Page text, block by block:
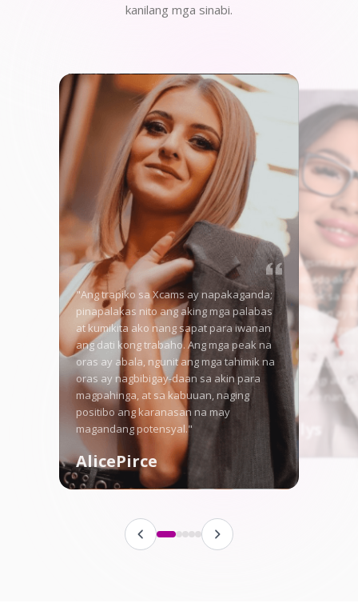
kanilang mga sinabi.
"Ang trapiko sa Xcams ay napakaganda;
pinapalakas nito ang aking mga palabas
at kumikita ako nang sapat para iwanan
ang dati kong trabaho. Ang mga peak na
oras ay abala, ngunit ang mga tahimik na
oras ay nagbibigay-daan sa akin para
magpahinga, at sa kabuuan, naging
positibo ang karanasan na may
magandang potensyal."
AlicePirce
"Noong nagsimula
Models, kabado ako,
akong na-hook sa
traffic, at ngayon ay
maayos bawat
kompetisyon sa
hinahayaan ako ng
mamukod-tangi at
aking fanbase nang
Angellys